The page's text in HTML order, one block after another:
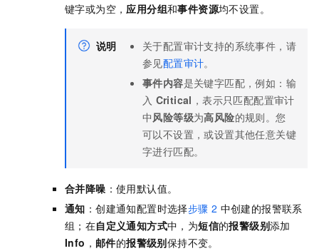
键字或为空，应用分组和事件资源均不设置。
说明
关于配置审计支持的系统事件，请
参见配置审计。
事件内容是关键字匹配，例如：输
入 Critical ，表示只匹配配置审计
中风险等级为高风险的规则。您
可以不设置，或设置其他任意关键
字进行匹配。
合并降噪 ：使用默认值。
通知 ：创建通知配置时选择步骤 2 中创建的报警联系
组；在自定义通知方式中，为短信的报警级别添加
Info ， 邮件的报警级别保持不变。